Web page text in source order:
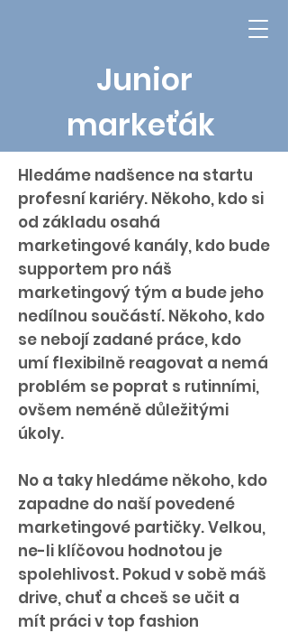
Junior
markeťák
Hledáme nadšence na startu
profesní kariéry. Někoho, kdo si
od základu osahá
marketingové kanály, kdo bude
supportem pro náš
marketingový tým a bude jeho
nedílnou součástí. Někoho, kdo
se nebojí zadané práce, kdo
umí flexibilně reagovat a nemá
problém se poprat s rutinními,
ovšem neméně důležitými
úkoly.
No a taky hledáme někoho, kdo
zapadne do naší povedené
marketingové partičky. Velkou,
ne-li klíčovou hodnotou je
spolehlivost. Pokud v sobě máš
drive, chuť a chceš se učit a
mít práci v top fashion